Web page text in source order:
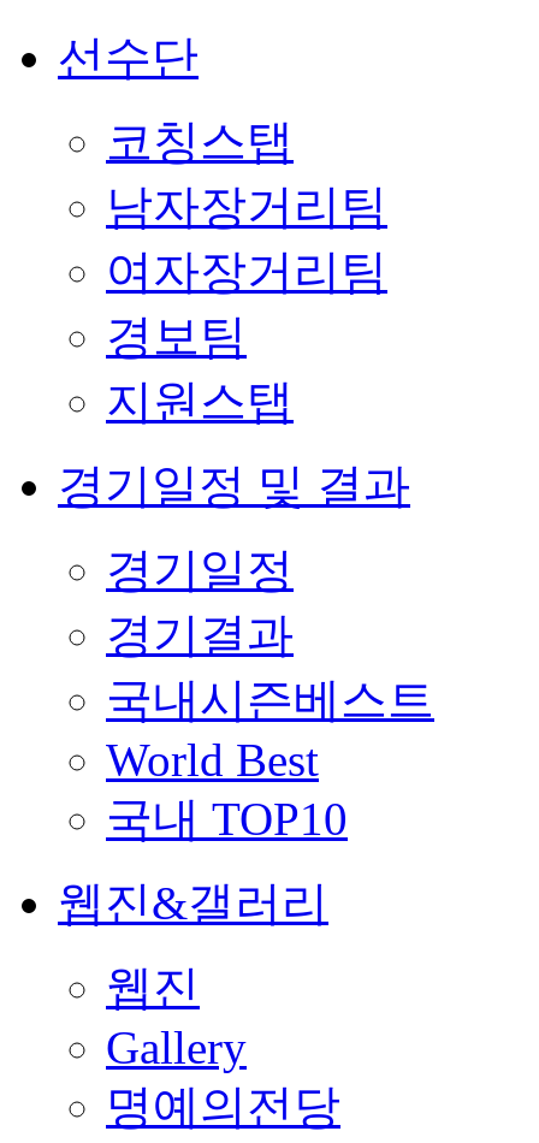
선수단
코칭스탭
남자장거리팀
여자장거리팀
경보팀
지원스탭
경기일정 및 결과
경기일정
경기결과
국내시즌베스트
World Best
국내 TOP10
웹진&갤러리
웹진
Gallery
명예의전당